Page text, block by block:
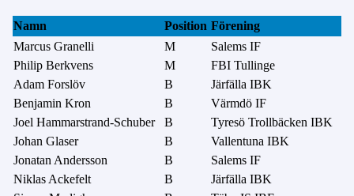
Namn Position Förening
Marcus Granelli
Philip Berkvens
Adam Forslöv
Benjamin Kron
Joel Hammarstrand-Schuber
Johan Glaser
Jonatan Andersson
Niklas Ackefelt
M
M
B
B
B
B
B
B
Salems IF
FBI Tullinge
Järfälla IBK
Värmdö IF
Tyresö Trollbäcken IBK
Vallentuna IBK
Salems IF
Järfälla IBK